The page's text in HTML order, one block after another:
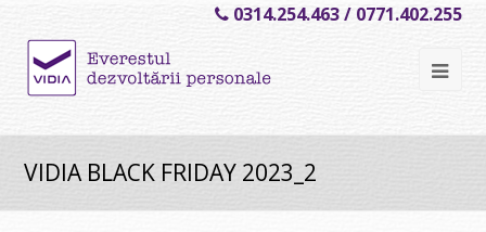
0314.254.463 / 0771.402.255
VIDIA BLACK FRIDAY 2023_2